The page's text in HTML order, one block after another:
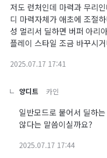
저도 런처인데 마력과 무리
디 마력자체가 애초에 조절
성 멀리서 딜하면 버퍼 아리
플레이 스타일 조금 바꾸시
2025.07.17 17:41
양디트 카인
일반모드로 붙어서 딜하
않다는 말씀이실까요?
2025.07.17 17:44